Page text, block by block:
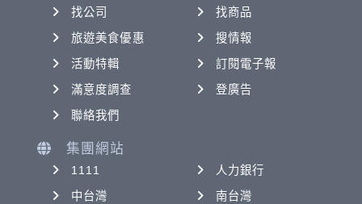
找公司
找商品
旅遊美食優惠
搜情報
活動特輯
訂閱電子報
滿意度調查
登廣告
聯絡我們
集團網站
1111
人力銀行
中台灣
南台灣